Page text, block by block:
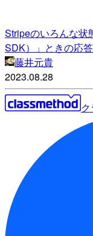
Stripeのいろんな状
SDK）」ときの応
藤井元貴
2023.08.28